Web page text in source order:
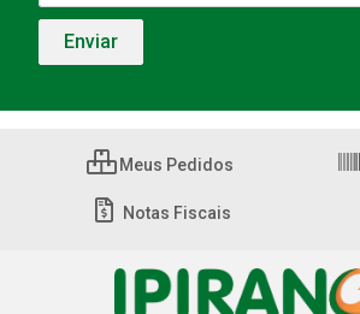
Meus Pedidos
Notas Fiscais